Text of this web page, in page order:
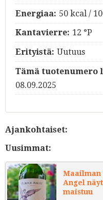
Energiaa: 50 kcal /
Kantavierre: 12 °P
Erityistä: Uutuus
Tämä
08.09.2025
Ajankohtaiset:
Uusimmat:
Maailman
Angel
maistuu